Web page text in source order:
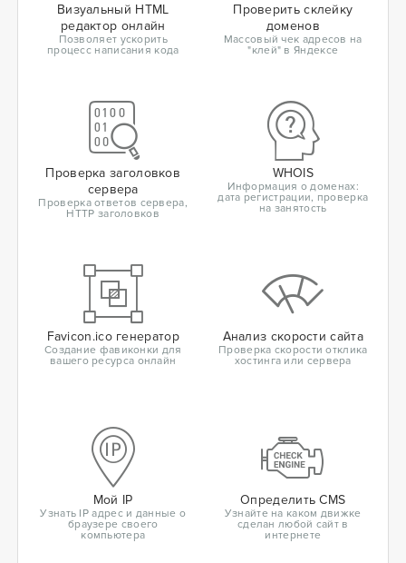
Визуальный HTML
редактор онлайн
Позволяет ускорить
процесс написания кода
Проверить склейку
доменов
Массовый чек адресов на
"клей" в Яндексе
Проверка заголовков
сервера
Проверка ответов сервера,
HTTP заголовков
WHOIS
Информация о доменах:
дата регистрации, проверка
на занятость
Favicon.ico генератор
Создание фавиконки для
вашего ресурса онлайн
Анализ скорости сайта
Проверка скорости отклика
хостинга или сервера
Мой IP
Узнать IP адрес и данные о
браузере своего
компьютера
Определить CMS
Узнайте на каком движке
сделан любой сайт в
интернете